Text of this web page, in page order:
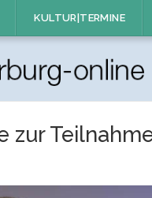
KULTUR|TERMINE
zur